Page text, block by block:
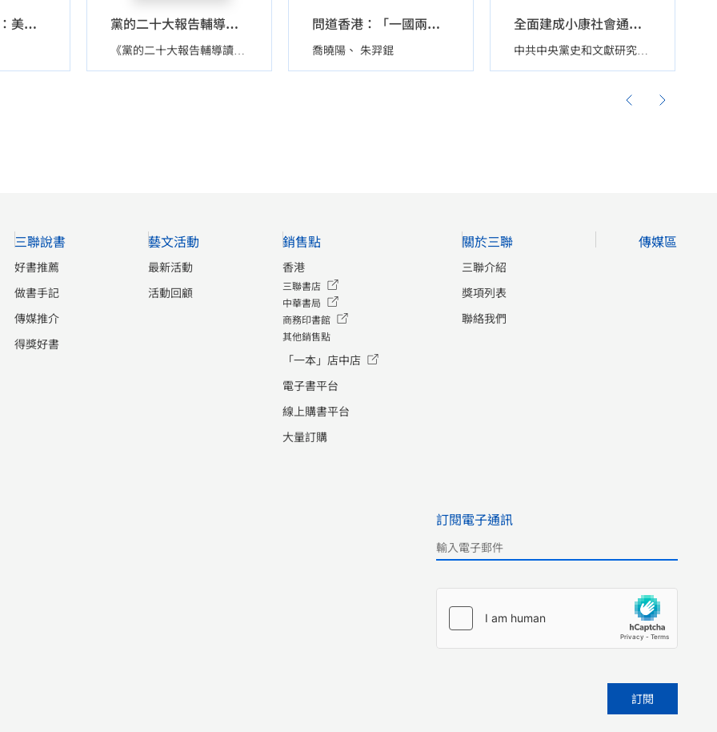
波士頓的長電郵：美利堅的政治成長與普遍歷史 黨的二十大報告輔導讀本
《黨的二十大報告輔導讀本》編寫組
問道香港：「一國兩制」理論與香港偉大實踐（下冊）
喬曉陽 朱羿錕
全面建成小康社會通俗讀本
中共中央黨史和文獻研究院第七研究部
三聯說書
好書推薦
做書手記
傳媒推介
得獎好書
藝文活動
最新活動
活動回顧
銷售點
香港
三聯書店
中華書局
商務印書館
其他銷售點
「一本」店中店
電子書平台
線上購書平台
大量訂購
關於三聯
三聯介紹
獎項列表
聯絡我們
傳媒區
訂閱電子通訊